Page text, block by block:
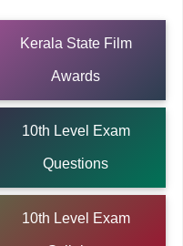
Kerala State Film
Awards
10th Level Exam
Questions
10th Level Exam